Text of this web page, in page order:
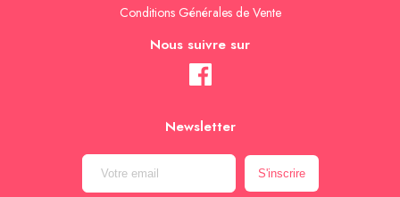
Conditions Générales de Vente
Nous suivre sur
Newsletter